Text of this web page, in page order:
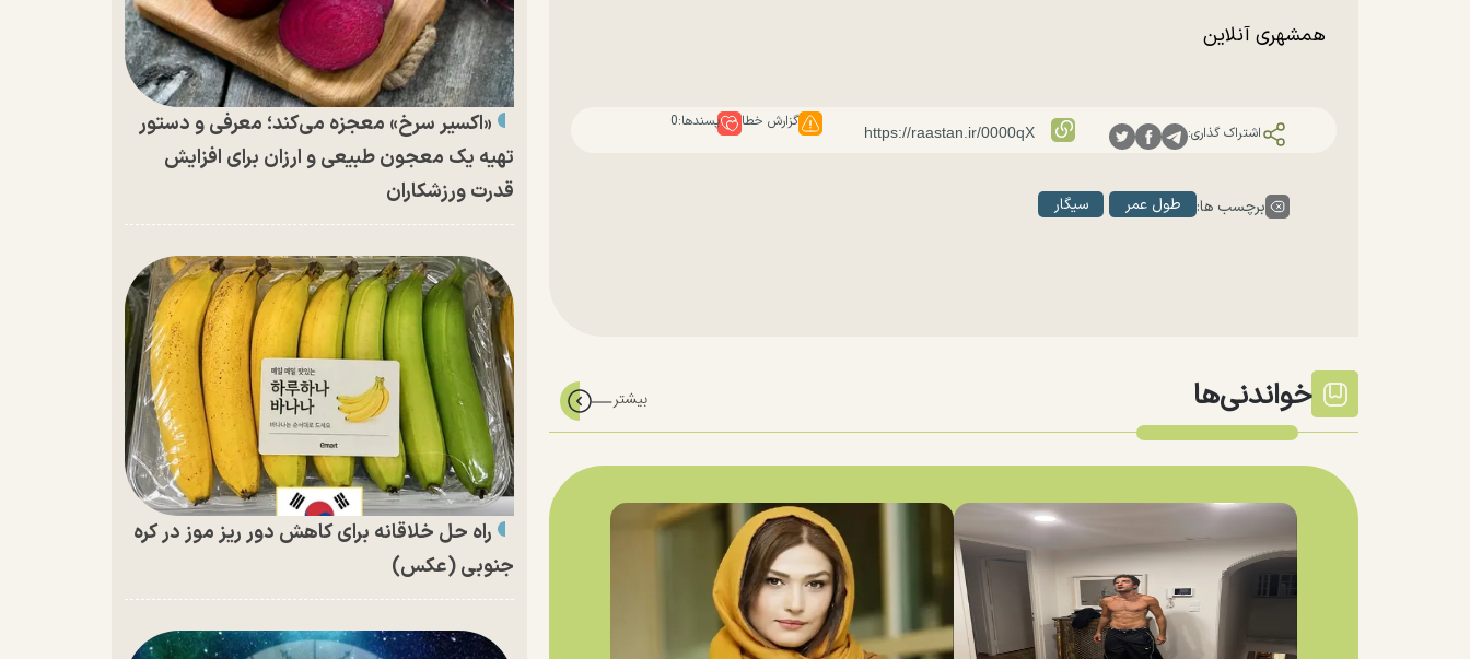
همشهری آنلاین
اشتراک گذاری:
گزارش خطا پسندها:0
برچسب ها: طول عمر سیگار
خواندنی‌ها
«اکسیر سرخ» معجزه می‌کند؛ معرفی و دستور
تهیه یک معجون طبیعی و ارزان برای افزایش
قدرت ورزشکاران
راه حل خلاقانه برای کاهش دور ریز موز در کره
جنوبی (عکس)